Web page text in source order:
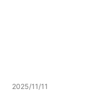
2025/11/11